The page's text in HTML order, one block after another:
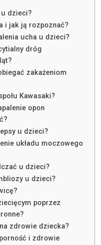
dzieci?
i jak ją rozpoznać?
ucha u dzieci?
dróg
zakażeniom
Kawasaki?
opon
u dzieci?
układu moczowego
u dzieci?
u dzieci?
poprzez
zdrowie dziecka?
i zdrowie